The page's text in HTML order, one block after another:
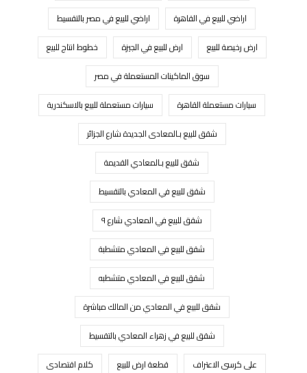
اراضي للبيع في القاهرة
اراضي للبيع في مصر بالتقسيط
ارض رخيصة للبيع
ارض للبيع في الجيزة
خطوط انتاج للبيع
سوق الماكينات المستعملة في مصر
سيارات مستعملة القاهرة
سيارات مستعملة للبيع بالاسكندرية
شقق للبيع بـالمعادى الجديدة شارع الجزائر
شقق للبيع بـالمعادي القديمة
شقق للبيع في المعادي بالتقسيط
شقق للبيع في المعادي شارع ٩
شقق للبيع في المعادي متشطبة
شقق للبيع في المعادي متشطبه
شقق للبيع في المعادي من المالك مباشرة
شقق للبيع في زهراء المعادي بالتقسيط
على كرسى الاعتراف
قطعة ارض للبيع
كلام اقتصادى